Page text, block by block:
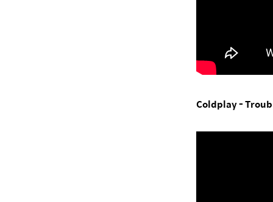
Coldplay -